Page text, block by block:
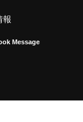
報
Message